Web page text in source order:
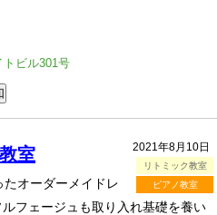
トビル301号
2021年8月10日
リトミック教室
ピアノ教室
室
オーダーメイドレ
フェージュも取り入れ基礎を養い